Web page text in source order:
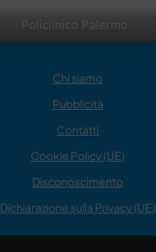
Policlinico Palermo
Chi siamo
Pubblicità
Contatti
Cookie Policy (UE)
Disconoscimento
Dichiarazione sulla Privacy (UE)